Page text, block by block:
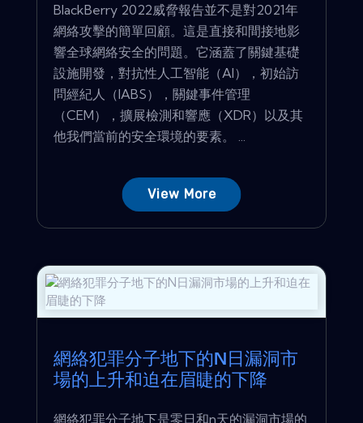
BlackBerry 2022威脅報告並不是對2021年
網絡攻擊的簡單回顧。這是直接和間接地影
響全球網絡安全的問題。它涵蓋了關鍵基礎
設施開發，對抗性人工智能（AI），初始訪
問經紀人（IABS），關鍵事件管理
（CEM），擴展檢測和響應（XDR）以及其
他我們當前的安全環境的要素。 ...
View More
網絡犯罪分子地下的N日漏洞市
場的上升和迫在眉睫的下降
網絡犯罪分子地下是零日和n天的漏洞市場的